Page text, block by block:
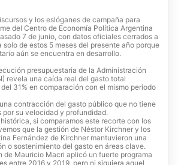
y los eslóganes de campaña para
del Centro de Economía Política Argentina
7 de junio, con datos oficiales cerrados a
solo de estos 5 meses del presente año porque
aún se encuentra en desarrollo.
presupuestaria de la Administración
revela una caída real del gasto total
del 31% en comparación con el mismo período
contracción del gasto público que no tiene
por su velocidad y profundidad.
si comparamos este recorte con los
que la gestión de Néstor Kirchner y los
Fernández de Kirchner mantuvieron una
o sostenimiento del gasto en áreas clave.
de Mauricio Macri aplicó un fuerte programa
entre 2016 y 2019, pero ni siquiera aquel